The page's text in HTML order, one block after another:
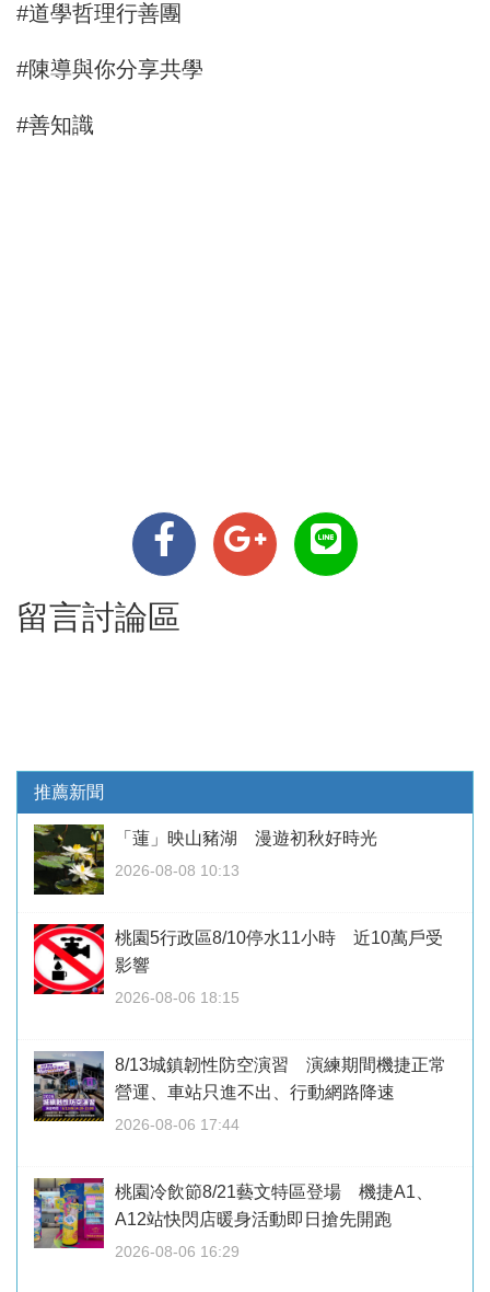
#道學哲理行善團
#陳導與你分享共學
#善知識
留言討論區
推薦新聞
「蓮」映山豬湖 漫遊初秋好時光
2026-08-08 10:13
桃園5行政區8/10停水11小時 近10萬戶受
影響
2026-08-06 18:15
8/13城鎮韌性防空演習 演練期間機捷正常
營運、車站只進不出、行動網路降速
2026-08-06 17:44
桃園冷飲節8/21藝文特區登場 機捷A1、
A12站快閃店暖身活動即日搶先開跑
2026-08-06 16:29